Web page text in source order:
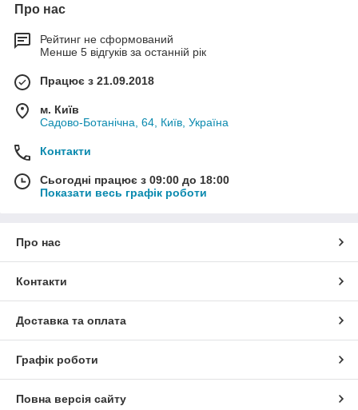
Про нас
Рейтинг не сформований
Менше 5 відгуків за останній рік
Працює з 21.09.2018
м. Київ
Садово-Ботанічна, 64, Київ, Україна
Контакти
Сьогодні працює з 09:00 до 18:00
Показати весь графік роботи
Про нас
Контакти
Доставка та оплата
Графік роботи
Повна версія сайту